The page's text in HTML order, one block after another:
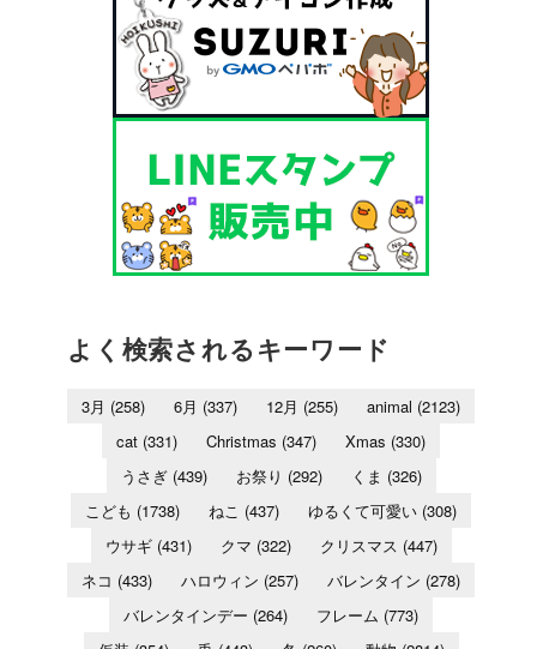
よく検索されるキーワード
3月 (258) 6月 (337) 12月 (255) animal (2123)
cat (331) Christmas (347) Xmas (330)
うさぎ(439) お祭り (292) くま (326)
こども (1738) ねこ (437) ゆるくて可愛い (308)
ウサギ(431) クマ (322) クリスマス (447)
ネコ (433) ハロウィン (257) バレンタイン (278)
バレンタインデー (264) フレーム (773)